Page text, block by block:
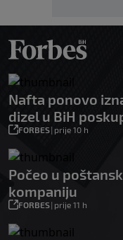
Nafta ponovo
dizel u BiH
FORBES| prije 10 h
Počeo u
kompaniju
FORBES| prije 11 h